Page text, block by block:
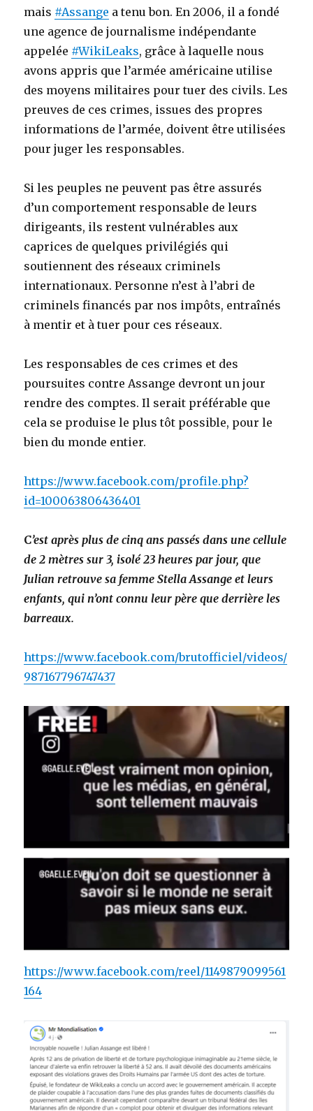
mais #Assange a tenu bon. En 2006, il a fondé
une agence de journalisme indépendante
appelée #WikiLeaks, grâce à laquelle nous
avons appris que l’armée américaine utilise
des moyens militaires pour tuer des civils. Les
preuves de ces crimes, issues des propres
informations de l’armée, doivent être utilisées
pour juger les responsables.
Si les peuples ne peuvent pas être assurés
d’un comportement responsable de leurs
dirigeants, ils restent vulnérables aux
caprices de quelques privilégiés qui
soutiennent des réseaux criminels
internationaux. Personne n’est à l’abri de
criminels financés par nos impôts, entraînés
à mentir et à tuer pour ces réseaux.
Les responsables de ces crimes et des
poursuites contre Assange devront un jour
rendre des comptes. Il serait préférable que
cela se produise le plus tôt possible, pour le
bien du monde entier.
https://www.facebook.com/profile.php?
id=100063806436401
C’est après plus de cinq ans passés dans une cellule
de 2 mètres sur 3, isolé 23 heures par jour, que
Julian retrouve sa femme Stella Assange et leurs
enfants, qui n’ont connu leur père que derrière les
barreaux.
https://www.facebook.com/brutofficiel/videos/
987167796747437
https://www.facebook.com/reel/1149879099561
164